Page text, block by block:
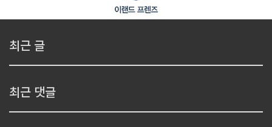
최근 글
최근 댓글